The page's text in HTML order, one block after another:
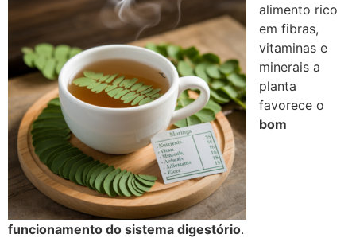
alimento rico
em fibras,
vitaminas e
minerais a
planta
favorece o
bom
funcionamento do sistema digestório.